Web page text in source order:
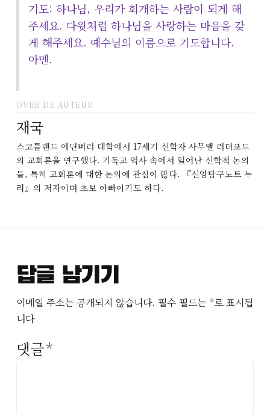
기도: 하나님, 우리가 회개하는 사람이 되게 해
주세요. 다윗처럼 하나님을 사랑하는 마음을 갖
게 해주세요. 예수님의 이름으로 기도합니다.
아멘.
OVER DE AUTEUR
재국
스코틀랜드 에딘버러 대학에서 17세기 신학자 사무엘 러더포드
의 교회론을 연구했다. 기독교 역사 속에서 일어난 신학적 논의
들, 특히 교회론에 대한 논의에 관심이 많다. 『신앙탐구노트 누
리』의 저자이며 초보 아빠이기도 하다.
답글 남기기
이메일 주소는 공개되지 않습니다. 필수 필드는 *로 표시됩
니다
댓글*